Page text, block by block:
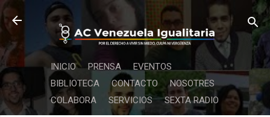
Ir al contenido principal
INICIO PRENSA
EVENTOS
BIBLIOTECA
CONTACTO
NOSOTRES
COLABORA
SERVICIOS SEXTA RADIO